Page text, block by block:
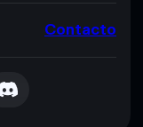
Contacto